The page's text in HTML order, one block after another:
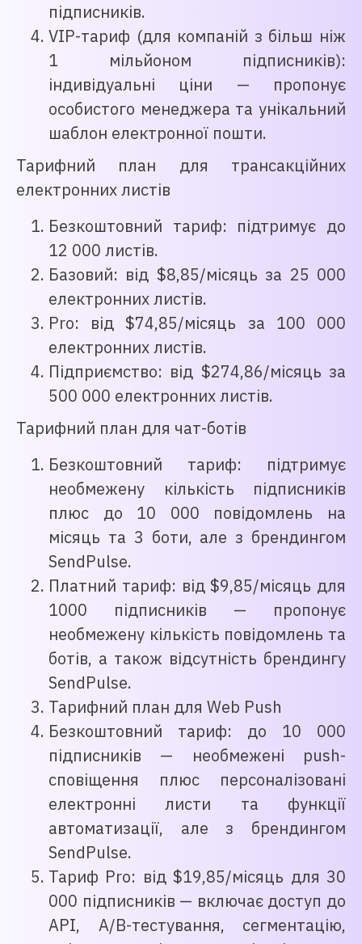
підписників.
VIP-тариф (для компаній з більш ніж
1 мільйоном підписників):
індивідуальні ціни — пропонує
особистого менеджера та унікальний
шаблон електронної пошти.
Тарифний план для трансакційних
електронних листів
Безкоштовний тариф: підтримує до
12 000 листів.
Базовий: від $8,85/місяць за 25 000
електронних листів.
Pro: від $74,85/місяць за 100 000
електронних листів.
Підприємство: від $274,86/місяць за
500 000 електронних листів.
Тарифний план для чат-ботів
Безкоштовний тариф: підтримує
необмежену кількість підписників
плюс до 10 000 повідомлень на
місяць та 3 боти, але з брендингом
SendPulse.
Платний тариф: від $9,85/місяць для
1000 підписників — пропонує
необмежену кількість повідомлень та
ботів, а також відсутність брендингу
SendPulse.
Тарифний план для Web Push
Безкоштовний тариф: до 10 000
підписників — необмежені push-
сповіщення плюс персоналізовані
електронні листи та функції
автоматизації, але з брендингом
SendPulse.
Тариф Pro: від $19,85/місяць для 30
000 підписників — включає доступ до
API, A/B-тестування, сегментацію,